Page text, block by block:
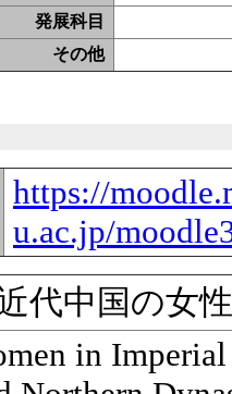
発展科目
その他
https://
u.ac.jp/
代中国の女
in